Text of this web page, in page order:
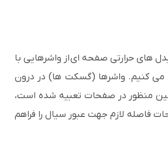
های حرارتی صفحه ایاز واشرهایی با
می کنیم. واشرها (گسکت ها) در درون
منظور در صفحات تعبیه شده است،
فاصله لازم جهت عبور سیال را فراهم